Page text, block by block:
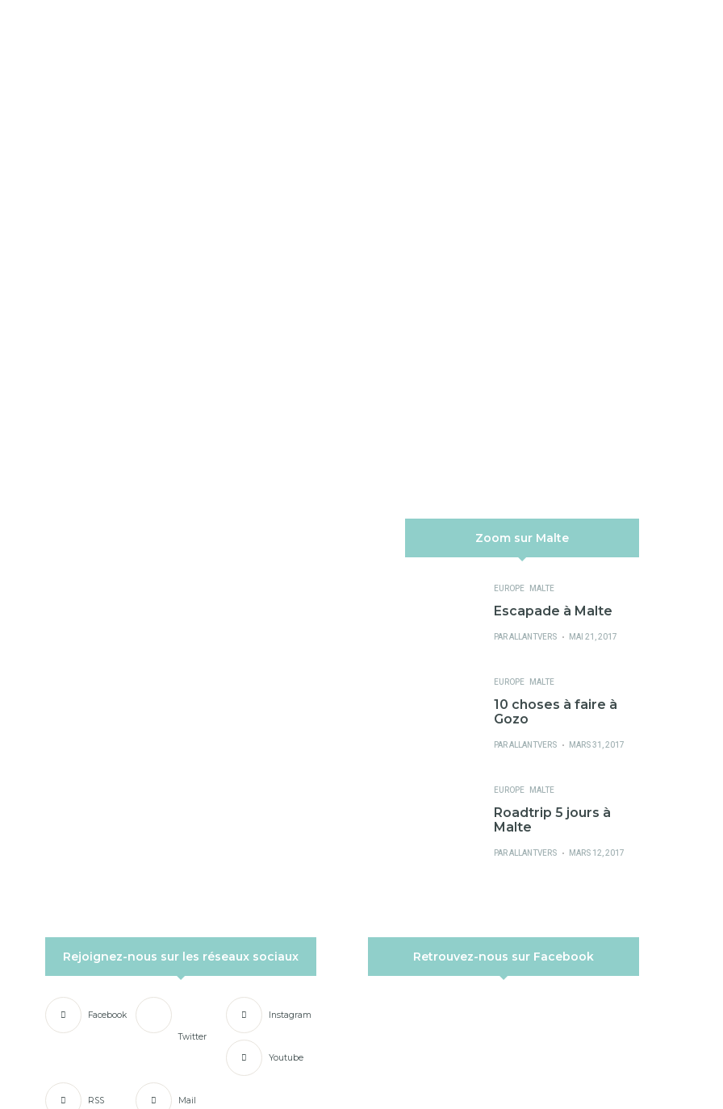
Zoom sur Malte
EUROPE MALTE
Escapade à Malte
PARALLANTVERS
PUBLIÉ
MAI 21, 2017
EUROPE MALTE
10 choses à faire à
Gozo
PARALLANTVERS
PUBLIÉ
MARS 31, 2017
EUROPE MALTE
Roadtrip 5 jours à
Malte
PARALLANTVERS
PUBLIÉ
MARS 12, 2017
Rejoignez-nous sur les réseaux sociaux
Facebook
Twitter
Instagram
Youtube
RSS Mail
Retrouvez-nous sur Facebook